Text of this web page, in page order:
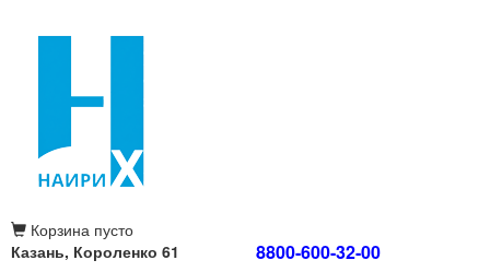
Корзина пусто
Казань, Короленко 61
8800-600-32-00